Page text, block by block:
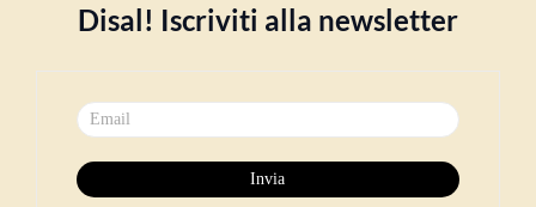
Disal! Iscriviti alla newsletter